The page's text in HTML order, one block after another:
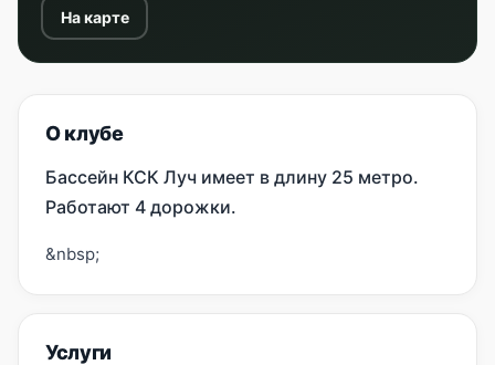
На карте
О клубе
Бассейн КСК Луч имеет в длину 25 метро.
Работают 4 дорожки.
&nbsp;
Услуги